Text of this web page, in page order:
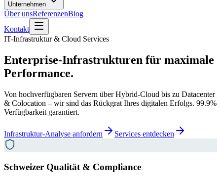
Unternehmen
Über unsReferenzenBlog
Kontakt
IT-Infrastruktur & Cloud Services
Enterprise-Infrastrukturen für maximale
Performance.
Von hochverfügbaren Servern über Hybrid-Cloud bis zu Datacenter
& Colocation – wir sind das Rückgrat Ihres digitalen Erfolgs. 99.9%
Verfügbarkeit garantiert.
Infrastruktur-Analyse anfordern Services entdecken
Schweizer Qualität & Compliance